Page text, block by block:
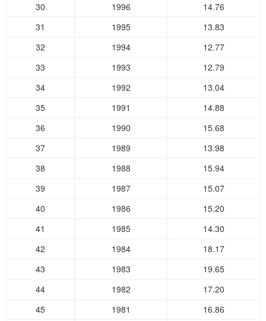
30
1996
14.76
31
1995
13.83
32
1994
12.77
33
1993
12.79
34
1992
13.04
35
1991
14.88
36
1990
15.68
37
1989
13.98
38
1988
15.94
39
1987
15.07
40
1986
15.20
41
1985
14.30
42
1984
18.17
43
1983
19.65
44
1982
17.20
45
1981 16.86